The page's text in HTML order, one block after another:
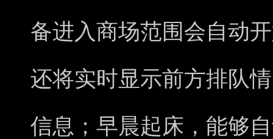
备进入商场范围会自动
还将实时显示前方排队
信息；早晨起床，能够